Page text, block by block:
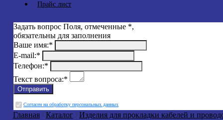
Прайс лист
Задать вопрос Поля, отмеченные *,
обязательны для заполнения
Ваше имя:*
E-mail:*
Телефон:*
Текст вопроса:*
Cогласен на обработку персональных данных
Главная /Каталог /Изделия для прокладки кабелей и